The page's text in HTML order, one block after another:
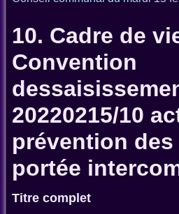
10. Cadre de
Convention
20220215/10
prévention
portée
Titre complet